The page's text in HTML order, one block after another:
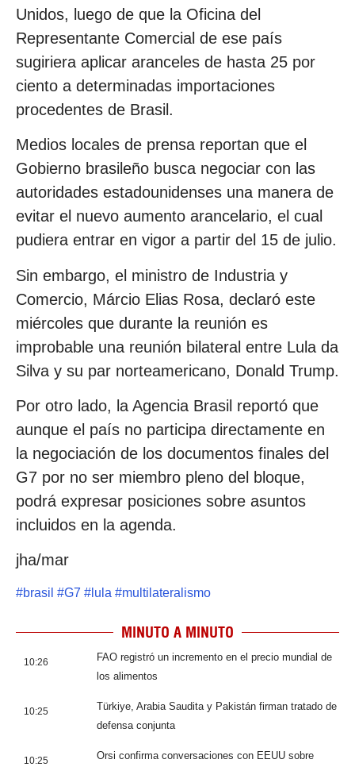
Unidos, luego de que la Oficina del
Representante Comercial de ese país
sugiriera aplicar aranceles de hasta 25 por
ciento a determinadas importaciones
procedentes de Brasil.
Medios locales de prensa reportan que el
Gobierno brasileño busca negociar con las
autoridades estadounidenses una manera de
evitar el nuevo aumento arancelario, el cual
pudiera entrar en vigor a partir del 15 de julio.
Sin embargo, el ministro de Industria y
Comercio, Márcio Elias Rosa, declaró este
miércoles que durante la reunión es
improbable una reunión bilateral entre Lula da
Silva y su par norteamericano, Donald Trump.
Por otro lado, la Agencia Brasil reportó que
aunque el país no participa directamente en
la negociación de los documentos finales del
G7 por no ser miembro pleno del bloque,
podrá expresar posiciones sobre asuntos
incluidos en la agenda.
jha/mar
#brasil #G7 # lula #multilateralismo
MINUTO A MINUTO
10:26
FAO registró un incremento en el precio mundial de
los alimentos
10:25
Türkiye, Arabia Saudita y Pakistán firman tratado de
defensa conjunta
10:25
Orsi confirma conversaciones con EEUU sobre